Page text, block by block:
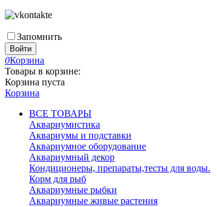
Запомнить
Войти
0Корзина
Товары в корзине:
Корзина пуста
Корзина
ВСЕ ТОВАРЫ
Аквариумистика
Аквариумы и подставки
Аквариумное оборудование
Аквариумный декор
Кондиционеры, препараты,тесты для воды.
Корм для рыб
Аквариумные рыбки
Аквариумные живые растения